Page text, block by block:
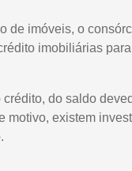
de imóveis, o
imobiliárias
do saldo
existem